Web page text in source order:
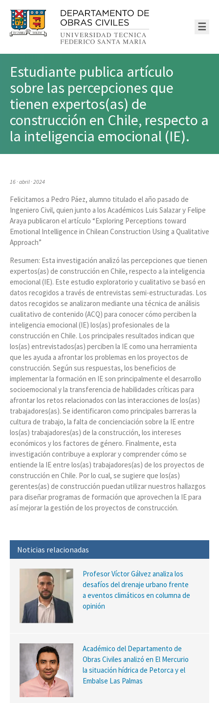
☰
Estudiante publica artículo
sobre las percepciones que
tienen expertos(as) de
construcción en Chile, respecto a
la inteligencia emocional (IE).
16 · abril · 2024
Felicitamos a Pedro Páez, alumno titulado el año pasado de
Ingeniero Civil, quien junto a los Académicos Luis Salazar y Felipe
Araya publicaron el artículo “Exploring Perceptions toward
Emotional Intelligence in Chilean Construction Using a Qualitative
Approach”
Resumen: Esta investigación analizó las percepciones que tienen
expertos(as) de construcción en Chile, respecto a la inteligencia
emocional (IE). Este estudio exploratorio y cualitativo se basó en
datos recogidos a través de entrevistas semi-estructuradas. Los
datos recogidos se analizaron mediante una técnica de análisis
cualitativo de contenido (ACQ) para conocer cómo perciben la
inteligencia emocional (IE) los(as) profesionales de la
construcción en Chile. Los principales resultados indican que
los(as) entrevistados(as) perciben la IE como una herramienta
que les ayuda a afrontar los problemas en los proyectos de
construcción. Según sus respuestas, los beneficios de
implementar la formación en IE son principalmente el desarrollo
socioemocional y la transferencia de habilidades críticas para
afrontar los retos relacionados con las interacciones de los(as)
trabajadores(as). Se identificaron como principales barreras la
cultura de trabajo, la falta de concienciación sobre la IE entre
los(as) trabajadores(as) de la construcción, los intereses
económicos y los factores de género. Finalmente, esta
investigación contribuye a explorar y comprender cómo se
entiende la IE entre los(as) trabajadores(as) de los proyectos de
construcción en Chile. Por lo cual, se sugiere que los(as)
gerentes(as) de construcción puedan utilizar nuestros hallazgos
para diseñar programas de formación que aprovechen la IE para
así mejorar la gestión de los proyectos de construcción.
Noticias relacionadas
Profesor Víctor Gálvez analiza los
desafíos del drenaje urbano frente
a eventos climáticos en columna de
opinión
Académico del Departamento de
Obras Civiles analizó en El Mercurio
la situación hídrica de Petorca y el
Embalse Las Palmas